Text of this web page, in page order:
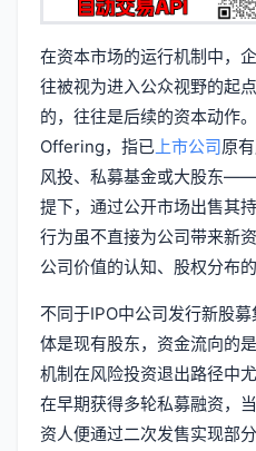
在资本市场的运行机制中，
往被视为进入公众视野的起
的，往往是后续的资本动作
Offering，指已 上市公司原
风投、私募基金或大股东
提下，通过公开市场出售其
行为虽不直接为公司带来新
公司价值的认知、股权分布
不同于IPO中公司发行新股
体是现有股东，资金流向的
机制在风险投资退出路径中
在早期获得多轮私募融资，
资人便通过二次发售实现部